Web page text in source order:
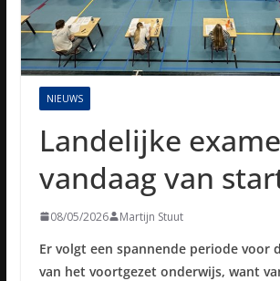
NIEUWS
Landelijke
vandaag van
08/05/2026 Martijn Stuut
Er volgt een spannende periode voor
van het voortgezet onderwijs, want